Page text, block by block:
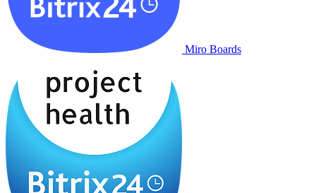
Miro Boards